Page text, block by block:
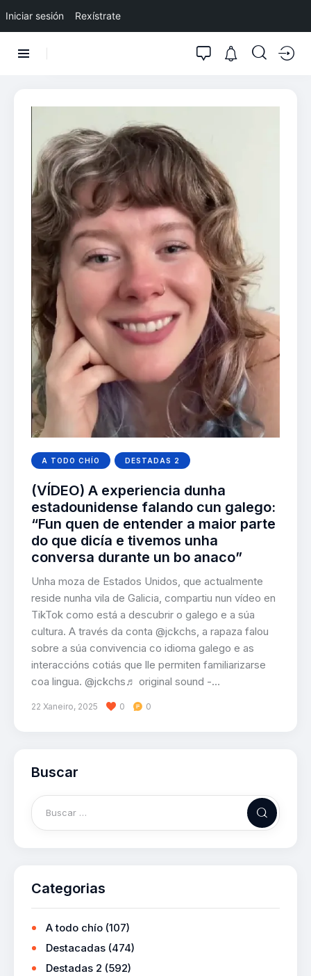
Iniciar sesión Rexístrate
A TODO CHÍO DESTADAS 2
(VÍDEO) A experiencia dunha
estadounidense falando cun galego:
“Fun quen de entender a maior parte
do que dicía e tivemos unha
conversa durante un bo anaco”
Unha moza de Estados Unidos, que actualmente
reside nunha vila de Galicia, compartiu nun vídeo en
TikTok como está a descubrir o galego e a súa
cultura. A través da conta @jckchs, a rapaza falou
sobre a súa convivencia co idioma galego e as
interaccións cotiás que lle permiten familiarizarse
coa lingua. @jckchs♬ original sound -…
22 Xaneiro, 2025 0 0
Buscar
Categorias
A todo chío (107)
Destacadas (474)
Destadas 2 (592)